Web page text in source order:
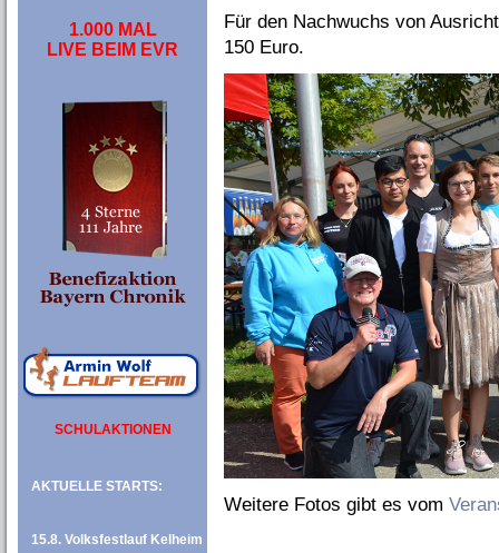
1.000 MAL
LIVE BEIM EVR
SCHULAKTIONEN
AKTUELLE STARTS:
15.8. Volksfestlauf Kelheim
Für den Nachwuchs von
150 Euro.
Weitere Fotos gibt es vom